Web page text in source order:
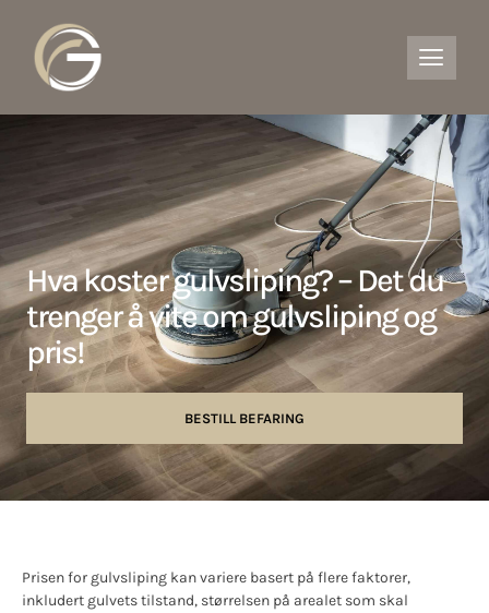
Hva koster gulvsliping? – Det du
trenger å vite om gulvsliping og
pris!
BESTILL BEFARING
Prisen for gulvsliping kan variere basert på flere faktorer,
inkludert gulvets tilstand, størrelsen på arealet som skal